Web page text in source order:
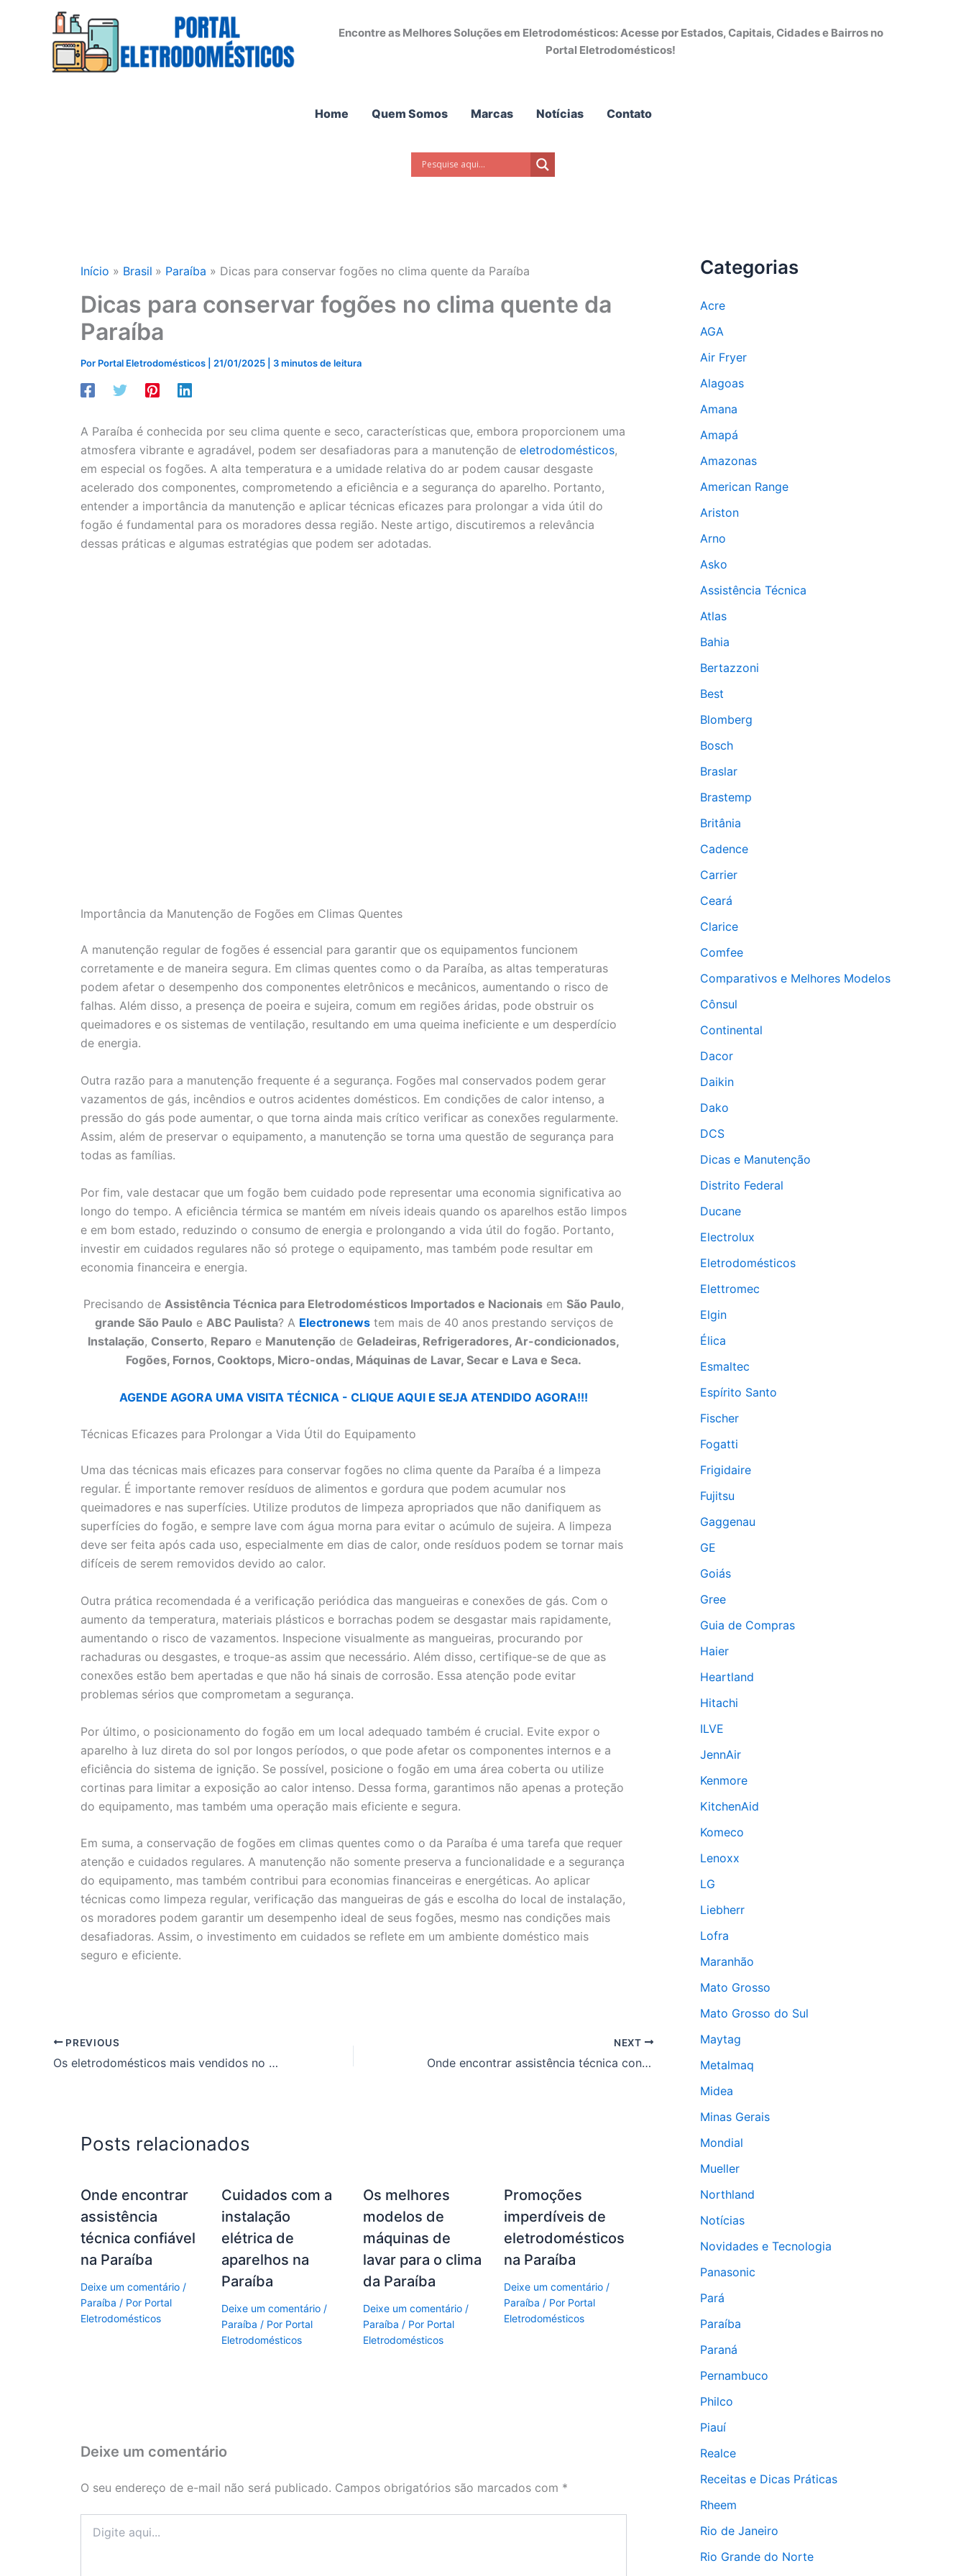
Encontre as Melhores Soluções em Eletrodomésticos: Acesse por Estados, Capitais, Cidades e Bairros no
Portal Eletrodomésticos!
Home Quem Somos Marcas Notícias Contato
Início Brasil Paraíba Dicas para conservar fogões no clima quente da Paraíba
Dicas para conservar fogões no clima quente da
Paraíba
Por Portal Eletrodomésticos 21/01/2025 3 minutos de leitura
A Paraíba é conhecida por seu clima quente e seco, características que, embora proporcionem uma
atmosfera vibrante e agradável, podem ser desafiadoras para a manutenção de eletrodomésticos,
em especial os fogões. A alta temperatura e a umidade relativa do ar podem causar desgaste
acelerado dos componentes, comprometendo a eficiência e a segurança do aparelho. Portanto,
entender a importância da manutenção e aplicar técnicas eficazes para prolongar a vida útil do
fogão é fundamental para os moradores dessa região. Neste artigo, discutiremos a relevância
dessas práticas e algumas estratégias que podem ser adotadas.
Importância da Manutenção de Fogões em Climas Quentes
A manutenção regular de fogões é essencial para garantir que os equipamentos funcionem
corretamente e de maneira segura. Em climas quentes como o da Paraíba, as altas temperaturas
podem afetar o desempenho dos componentes eletrônicos e mecânicos, aumentando o risco de
falhas. Além disso, a presença de poeira e sujeira, comum em regiões áridas, pode obstruir os
queimadores e os sistemas de ventilação, resultando em uma queima ineficiente e um desperdício
de energia.
Outra razão para a manutenção frequente é a segurança. Fogões mal conservados podem gerar
vazamentos de gás, incêndios e outros acidentes domésticos. Em condições de calor intenso, a
pressão do gás pode aumentar, o que torna ainda mais crítico verificar as conexões regularmente.
Assim, além de preservar o equipamento, a manutenção se torna uma questão de segurança para
todas as famílias.
Por fim, vale destacar que um fogão bem cuidado pode representar uma economia significativa ao
longo do tempo. A eficiência térmica se mantém em níveis ideais quando os aparelhos estão limpos
e em bom estado, reduzindo o consumo de energia e prolongando a vida útil do fogão. Portanto,
investir em cuidados regulares não só protege o equipamento, mas também pode resultar em
economia financeira e energia.
Precisando de Assistência Técnica para Eletrodomésticos Importados e Nacionais em São Paulo,
grande São Paulo e ABC Paulista? A Electronewstem mais de 40 anos prestando serviços de
Instalação, Conserto, Reparo e Manutenção de Geladeiras, Refrigeradores, Ar-condicionados,
Fogões, Fornos, Cooktops, Micro-ondas, Máquinas de Lavar, Secar e Lava e Seca.
AGENDE AGORA UMA VISITA TÉCNICA - CLIQUE AQUI E SEJA ATENDIDO AGORA!!!
Técnicas Eficazes para Prolongar a Vida Útil do Equipamento
Uma das técnicas mais eficazes para conservar fogões no clima quente da Paraíba é a limpeza
regular. É importante remover resíduos de alimentos e gordura que podem acumular nos
queimadores e nas superfícies. Utilize produtos de limpeza apropriados que não danifiquem as
superfícies do fogão, e sempre lave com água morna para evitar o acúmulo de sujeira. A limpeza
deve ser feita após cada uso, especialmente em dias de calor, onde resíduos podem se tornar mais
difíceis de serem removidos devido ao calor.
Outra prática recomendada é a verificação periódica das mangueiras e conexões de gás. Com o
aumento da temperatura, materiais plásticos e borrachas podem se desgastar mais rapidamente,
aumentando o risco de vazamentos. Inspecione visualmente as mangueiras, procurando por
rachaduras ou desgastes, e troque-as assim que necessário. Além disso, certifique-se de que as
conexões estão bem apertadas e que não há sinais de corrosão. Essa atenção pode evitar
problemas sérios que comprometam a segurança.
Por último, o posicionamento do fogão em um local adequado também é crucial. Evite expor o
aparelho à luz direta do sol por longos períodos, o que pode afetar os componentes internos e a
eficiência do sistema de ignição. Se possível, posicione o fogão em uma área coberta ou utilize
cortinas para limitar a exposição ao calor intenso. Dessa forma, garantimos não apenas a proteção
do equipamento, mas também uma operação mais eficiente e segura.
Em suma, a conservação de fogões em climas quentes como o da Paraíba é uma tarefa que requer
atenção e cuidados regulares. A manutenção não somente preserva a funcionalidade e a segurança
do equipamento, mas também contribui para economias financeiras e energéticas. Ao aplicar
técnicas como limpeza regular, verificação das mangueiras de gás e escolha do local de instalação,
os moradores podem garantir um desempenho ideal de seus fogões, mesmo nas condições mais
desafiadoras. Assim, o investimento em cuidados se reflete em um ambiente doméstico mais
seguro e eficiente.
PREVIOUS
Os eletrodomésticos mais vendidos no Maranhão
NEXT
Onde encontrar assistência técnica confiável na Paraíba
Posts relacionados
Onde encontrar
assistência
técnica confiável
na Paraíba
Deixe um comentário /
Paraíba / Por Portal
Eletrodomésticos
Cuidados com a
instalação
elétrica de
aparelhos na
Paraíba
Deixe um comentário /
Paraíba / Por Portal
Eletrodomésticos
Os melhores
modelos de
máquinas de
lavar para o clima
da Paraíba
Deixe um comentário /
Paraíba / Por Portal
Eletrodomésticos
Promoções
imperdíveis de
eletrodomésticos
na Paraíba
Deixe um comentário /
Paraíba / Por Portal
Eletrodomésticos
Deixe um comentário
O seu endereço de e-mail não será publicado. Campos obrigatórios são marcados com *
aqui...
Categorias
Acre
AGA
Air Fryer
Alagoas
Amana
Amapá
Amazonas
American Range
Ariston
Arno
Asko
Assistência Técnica
Atlas
Bahia
Bertazzoni
Best
Blomberg
Bosch
Braslar
Brastemp
Britânia
Cadence
Carrier
Ceará
Clarice
Comfee
Comparativos e Melhores Modelos
Cônsul
Continental
Dacor
Daikin
Dako
DCS
Dicas e Manutenção
Distrito Federal
Ducane
Electrolux
Eletrodomésticos
Elettromec
Elgin
Élica
Esmaltec
Espírito Santo
Fischer
Fogatti
Frigidaire
Fujitsu
Gaggenau
GE
Goiás
Gree
Guia de Compras
Haier
Heartland
Hitachi
ILVE
JennAir
Kenmore
KitchenAid
Komeco
Lenoxx
LG
Liebherr
Lofra
Maranhão
Mato Grosso
Mato Grosso do Sul
Maytag
Metalmaq
Midea
Minas Gerais
Mondial
Mueller
Northland
Notícias
Novidades e Tecnologia
Panasonic
Pará
Paraíba
Paraná
Pernambuco
Philco
Piauí
Realce
Receitas e Dicas Práticas
Rheem
Rio de Janeiro
Rio Grande do Norte